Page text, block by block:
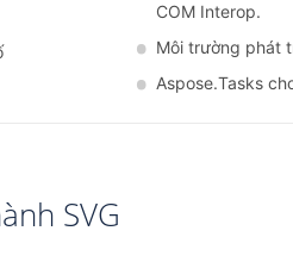
COM Interop.
Môi trường phát
Aspose.Tasks
SVG